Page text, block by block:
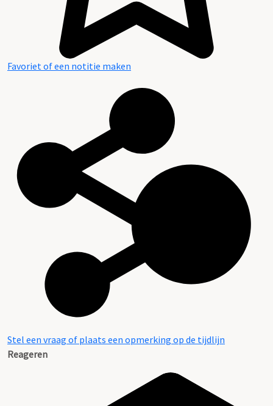
Favoriet of een notitie maken
Stel een vraag of plaats een opmerking op de tijdlijn
Reageren